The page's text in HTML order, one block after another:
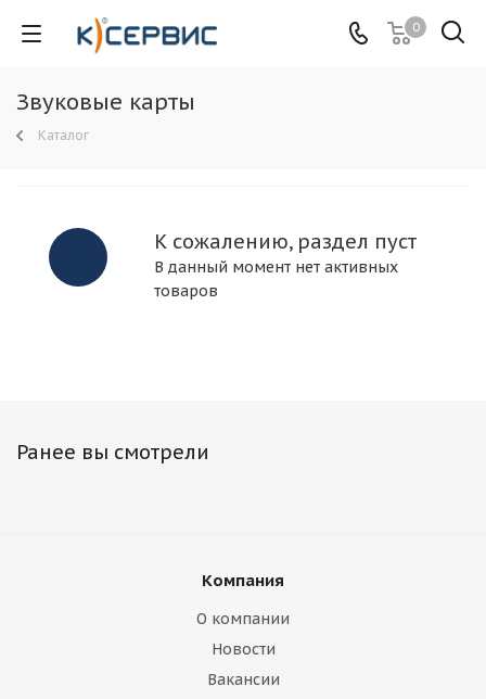
0
Звуковые карты
Каталог
К сожалению, раздел пуст
В данный момент нет активных
товаров
Ранее вы смотрели
Компания
О компании
Новости
Вакансии